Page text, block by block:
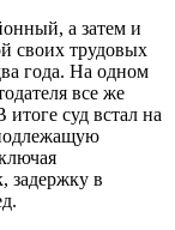
а затем и
своих трудовых
года. На одном
все же
суд встал на
задержку в